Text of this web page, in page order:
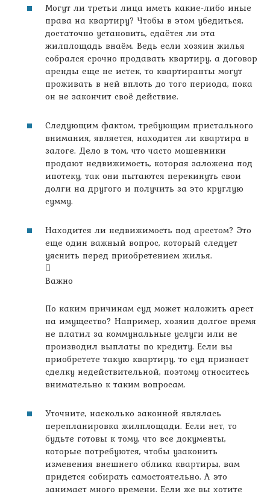
Могут ли третьи лица иметь какие-либо иные
права на квартиру? Чтобы в этом убедиться,
достаточно установить, сдаётся ли эта
жилплощадь внаём. Ведь если хозяин жилья
собрался срочно продавать квартиру, а договор
аренды еще не истек, то квартиранты могут
проживать в ней вплоть до того периода, пока
он не закончит своё действие.
Следующим фактом, требующим пристального
внимания, является, находится ли квартира в
залоге. Дело в том, что часто мошенники
продают недвижимость, которая заложена под
ипотеку, так они пытаются перекинуть свои
долги на другого и получить за это круглую
сумму.
Находится ли недвижимость под арестом? Это
еще один важный вопрос, который следует
уяснить перед приобретением жилья.
Важно
По каким причинам суд может наложить арест
на имущество? Например, хозяин долгое время
не платил за коммунальные услуги или не
производил выплаты по кредиту. Если вы
приобретете такую квартиру, то суд признает
сделку недействительной, поэтому относитесь
внимательно к таким вопросам.
Уточните, насколько законной являлась
перепланировка жилплощади. Если нет, то
будьте готовы к тому, что все документы,
которые потребуются, чтобы узаконить
изменения внешнего облика квартиры, вам
придется собирать самостоятельно. А это
занимает много времени. Если же вы хотите